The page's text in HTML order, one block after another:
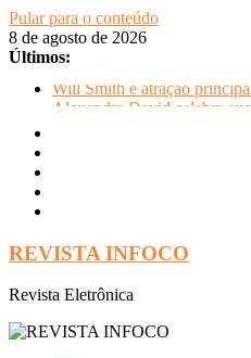
Pular para o conteúdo
8 de agosto de 2026
Últimos:
Will Smith é atração
Alexandre David celebra
descontração
Oficinas gratuitas no Museu
criativo do artista Vik Muniz
REVISTA INFOCO
Revista Eletrônica